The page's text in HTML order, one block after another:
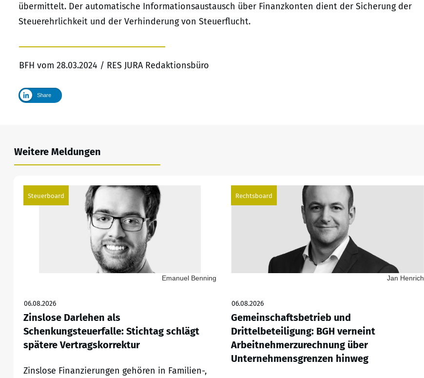
übermittelt. Der automatische Informationsaustausch über Finanzkonten dient der Sicherung der
Steuerehrlichkeit und der Verhinderung von Steuerflucht.
BFH vom 28.03.2024 / RES JURA Redaktionsbüro
Share
Weitere Meldungen
Steuerboard
Emanuel Benning
06.08.2026
Zinslose Darlehen als
Schenkungsteuerfalle: Stichtag schlägt
spätere Vertragskorrektur
Zinslose Finanzierungen gehören in Familien-,
Rechtsboard
Jan Henrich
06.08.2026
Gemeinschaftsbetrieb und
Drittelbeteiligung: BGH verneint
Arbeitnehmerzurechnung über
Unternehmensgrenzen hinweg